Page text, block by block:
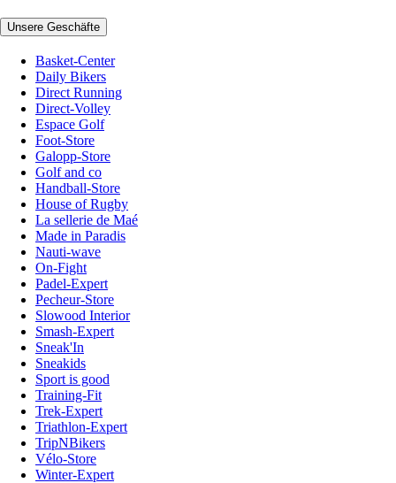
Unsere Geschäfte
Basket-Center
Daily Bikers
Direct Running
Direct-Volley
Espace Golf
Foot-Store
Galopp-Store
Golf and co
Handball-Store
House of Rugby
La sellerie de Maé
Made in Paradis
Nauti-wave
On-Fight
Padel-Expert
Pecheur-Store
Slowood Interior
Smash-Expert
Sneak'In
Sneakids
Sport is good
Training-Fit
Trek-Expert
Triathlon-Expert
TripNBikers
Vélo-Store
Winter-Expert